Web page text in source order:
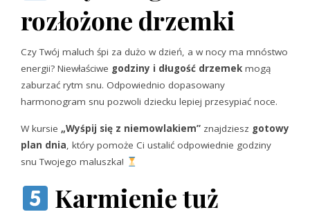
rozłożone drzemki
Czy Twój maluch śpi za dużo w dzień, a w nocy ma mnóstwo
energii? Niewłaściwe godziny i długość drzemek mogą
zaburzać rytm snu. Odpowiednio dopasowany
harmonogram snu pozwoli dziecku lepiej przesypiać noce.
W kursie „Wyśpij się z niemowlakiem” znajdziesz gotowy
plan dnia, który pomoże Ci ustalić odpowiednie godziny
snu Twojego maluszka!
Karmienie tuż